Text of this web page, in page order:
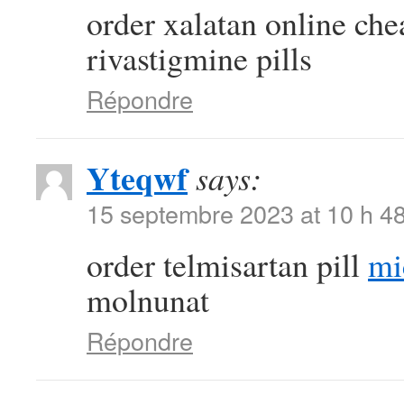
order xalatan online
rivastigmine pills
Répondre
Yteqwfsays:
15 septembre 2023 at 10 h
order telmisartan pill
molnunat
Répondre